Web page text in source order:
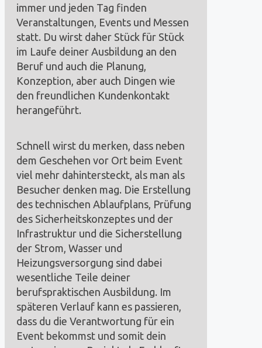
immer und jeden Tag finden
Veranstaltungen, Events und Messen
statt. Du wirst daher Stück für Stück
im Laufe deiner Ausbildung an den
Beruf und auch die Planung,
Konzeption, aber auch Dingen wie
den freundlichen Kundenkontakt
herangeführt.
Schnell wirst du merken, dass neben
dem Geschehen vor Ort beim Event
viel mehr dahintersteckt, als man als
Besucher denken mag. Die Erstellung
des technischen Ablaufplans, Prüfung
des Sicherheitskonzeptes und der
Infrastruktur und die Sicherstellung
der Strom, Wasser und
Heizungsversorgung sind dabei
wesentliche Teile deiner
berufspraktischen Ausbildung. Im
späteren Verlauf kann es passieren,
dass du die Verantwortung für ein
Event bekommst und somit dein